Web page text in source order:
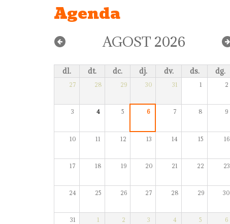
Agenda
AGOST 2026
dl. dt. dc. dj. dv. ds. dg.
27 28 29 30 31 1 2
3 4 5 6 7 8 9
10 11 12 13 14 15 16
17 18 19 20 21 22 23
24 25 26 27 28 29 30
31 1 2 3 4 5 6